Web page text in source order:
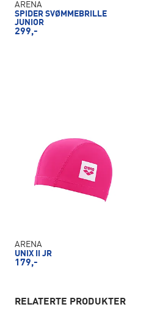
ARENA
SPIDER SVØMMEBRILLE
JUNIOR
299,-
ARENA
UNIX II JR
179,-
RELATERTE PRODUKTER